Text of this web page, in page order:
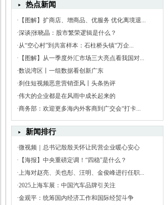
热点新闻
· 【图解】扩商店、增商品、优服务 优化离境退...
·深谈|张晓晶：股市繁荣逻辑是什么？
·从“空心村”到共富样本：石柱桥头镇“万企...
· 【图解】从一季度外汇市场三大亮点看我国对...
·数说湾区丨一组数据看创新广东
·刹住短视频恶意营销歪风丨头条热评
·伟大的企业都是在风雨中成长起来的
·商务部：欢迎更多海内外客商到广交会“打卡...
新闻排行
·微视频｜总书记殷殷关怀让民营企业暖心安心
· 【海报】中央重磅定调！“四稳”是什么？
·上海对赵亮、关也彤、汪明、金俊峰进行任职...
·2025上海车展：中国汽车品牌引关注
·金观平：统筹国内经济工作和国际经贸斗争